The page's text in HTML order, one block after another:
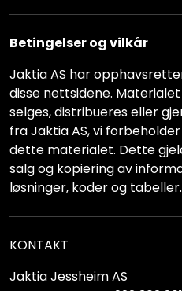
Betingelser og vilkår
Jaktia AS har
disse nettsidene.
selges, distribueres eller
fra Jaktia AS, vi
dette materialet. Dette
salg og kopiering av
løsninger, koder og tabeller.
KONTAKT
Jaktia Jessheim AS